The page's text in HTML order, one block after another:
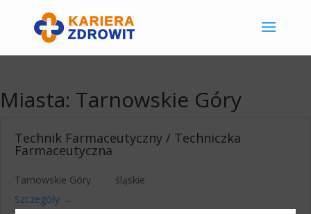
Miasta: Tarnowskie Góry
Technik Farmaceutyczny / Techniczka
Farmaceutyczna
Tarnowskie Góry
śląskie
Szczegóły